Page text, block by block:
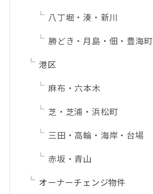
八丁堀・湊・新川
勝どき・月島・佃・豊海町
港区
麻布・六本木
芝・芝浦・浜松町
三田・高輪・海岸・台場
赤坂・青山
オーナーチェンジ物件